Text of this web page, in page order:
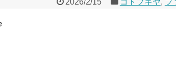
2026/2/15 コトブキヤ, フ